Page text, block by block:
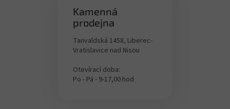
Kamenná
prodejna
Tanvaldská 1458, Liberec-
Vratislavice nad Nisou
Otevírací doba:
Po - Pá - 9-17,00 hod